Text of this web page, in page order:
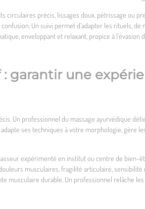
circulaires précis, lissages doux, pétrissage ou
Un suivi permet d’adapter les rituels,
enveloppant et relaxant, propice à l’évasion
garantir une
Un professionnel du massage ayurvédique
ses techniques à votre morphologie, gère
expérimenté en institut ou centre de bien-
musculaires, fragilité articulaire,
musculaire durable. Un professionnel relâche